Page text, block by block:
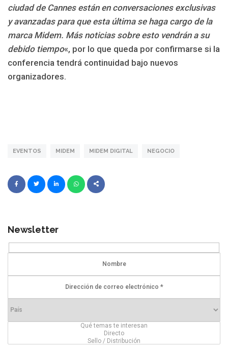
ciudad de Cannes están en conversaciones exclusivas
y avanzadas para que esta última se haga cargo de la
marca Midem. Más noticias sobre esto vendrán a su
debido tiempo«, por lo que queda por confirmarse si la
conferencia tendrá continuidad bajo nuevos
organizadores.
EVENTOS MIDEM MIDEM DIGITAL NEGOCIO
Newsletter